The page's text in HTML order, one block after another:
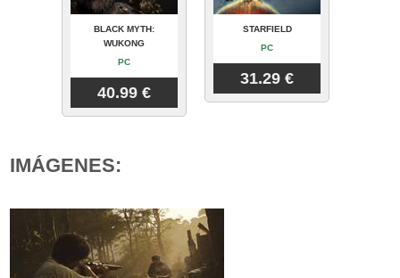
BLACK MYTH:
WUKONG
PC
40.99 €
STARFIELD
PC
31.29 €
IMÁGENES: